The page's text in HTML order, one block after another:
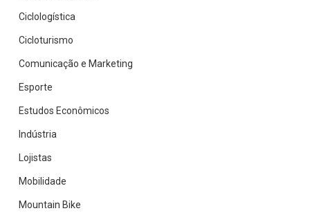
Ciclologística
Cicloturismo
Comunicação e Marketing
Esporte
Estudos Econômicos
Indústria
Lojistas
Mobilidade
Mountain Bike